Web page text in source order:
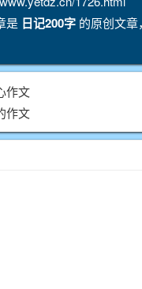
是 日记200字 的原创文
作文
作文